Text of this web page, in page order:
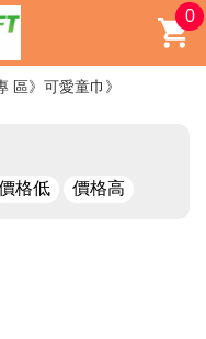
0
區 可愛童巾
格低 價格高